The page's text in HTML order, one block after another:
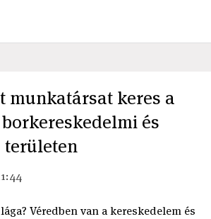
munkatársat keres a
és
területen
Véredben van a kereskedelem és